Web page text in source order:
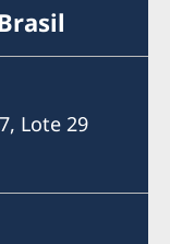
na Suécia
Coronavírus
em São
em
Lote 29